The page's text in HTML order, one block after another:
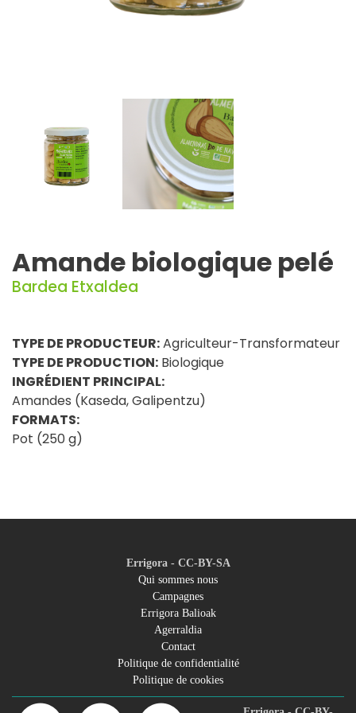
Amande biologique pelé
Bardea Etxaldea
TYPE DE PRODUCTEUR:Agriculteur-Transformateur
TYPE DE PRODUCTION: Biologique
INGRÉDIENT PRINCIPAL:
Amandes (Kaseda, Galipentzu)
FORMATS:
Pot (250 g)
Footer
menu
Errigora - CC-BY-SA
Qui sommes nous
Campagnes
Errigora Balioak
Agerraldia
Contact
Politique de confidentialité
Politique de cookies